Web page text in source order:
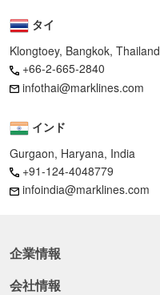
タイ
Klongtoey, Bangkok, Thailand
+66-2-665-2840
infothai@marklines.com
インド
Gurgaon, Haryana, India
+91-124-4048779
infoindia@marklines.com
企業情報
会社情報